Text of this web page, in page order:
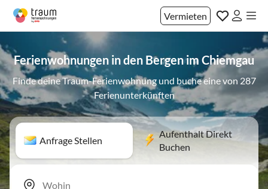
Vermieten
Ferienwohnungen in den Bergen im Chiemgau
Finde deine Traum-Ferienwohnung und buche eine von 287
Ferienunterkünften
Anfrage Stellen
Aufenthalt Direkt
Buchen